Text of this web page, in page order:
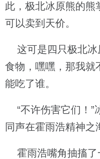
此，极北冰原熊的熊
可以卖到天价。
这可是四只极北冰
食物，嘿嘿，那我就
能吃了谁。
“不许伤害它们！”
同声在霍雨浩精神之
霍雨浩嘴角抽搐了